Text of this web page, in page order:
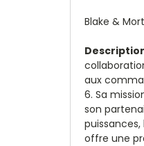
Blake &
aux
6. Sa
son
offre une